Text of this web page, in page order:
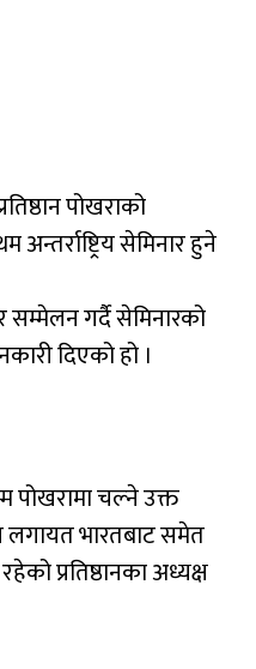
पोखराको
सेमिनार हुने
सम्मेलन गर्दै सेमिनारको
दिएको हो ।
पोखरामा चल्ने उक्त
लगायत भारतबाट समेत
प्रतिष्ठानका अध्यक्ष